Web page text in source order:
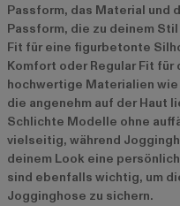
Passform, das Material und
Passform, die zu deinem
Fit für eine figurbetonte
Komfort oder Regular Fit
hochwertige Materialien
die angenehm auf der Haut
Schlichte Modelle ohne
vielseitig, während
deinem Look eine
sind ebenfalls wichtig, um
Jogginghose zu sichern.